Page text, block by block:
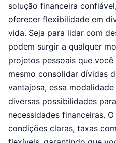
solução financeira
oferecer flexibilidade em
vida. Seja para lidar com
podem surgir a qualquer
projetos pessoais que
mesmo consolidar dívidas
vantajosa, essa
diversas possibilidades
necessidades financeiras.
condições claras, taxas